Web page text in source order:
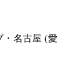
・名古屋 (愛